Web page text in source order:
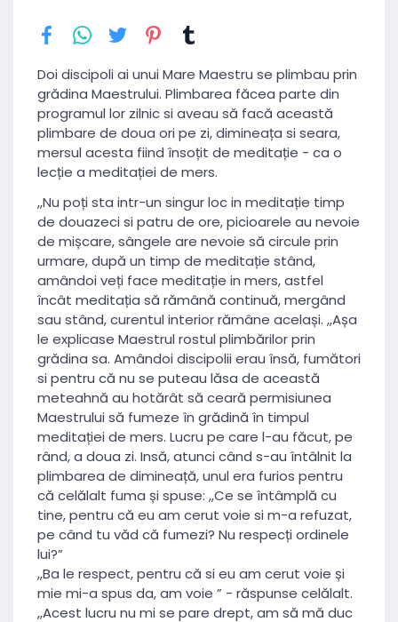
Doi discipoli ai unui Mare Maestru se plimbau prin
grădina Maestrului. Plimbarea făcea parte din
programul lor zilnic si aveau să facă această
plimbare de doua ori pe zi, dimineața si seara,
mersul acesta fiind însoțit de meditație - ca o
lecție a meditației de mers.
,,Nu poți sta intr-un singur loc in meditație timp
de douazeci si patru de ore, picioarele au nevoie
de mișcare, sângele are nevoie să circule prin
urmare, după un timp de meditație stând,
amândoi veți face meditație in mers, astfel
încât meditația să rămână continuă, mergând
sau stând, curentul interior rămâne același. ,,Așa
le explicase Maestrul rostul plimbărilor prin
grădina sa. Amândoi discipolii erau însă, fumători
si pentru că nu se puteau lăsa de această
meteahnă au hotărât să ceară permisiunea
Maestrului să fumeze în grădină în timpul
meditației de mers. Lucru pe care l-au făcut, pe
rând, a doua zi. Insă, atunci când s-au întâlnit la
plimbarea de dimineață, unul era furios pentru
că celălalt fuma și spuse: ,,Ce se întâmplă cu
tine, pentru că eu am cerut voie si m-a refuzat,
pe când tu văd că fumezi? Nu respecți ordinele
lui?”
,,Ba le respect, pentru că si eu am cerut voie și
mie mi-a spus da, am voie ” - răspunse celălalt.
,,Acest lucru nu mi se pare drept, am să mă duc